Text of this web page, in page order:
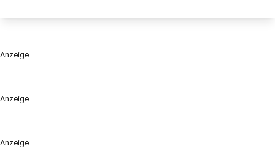
Anzeige
Anzeige
Anzeige